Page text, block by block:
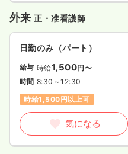
外来正・准看護師
日勤のみ（パート）
給与 時給1,500円〜
時間 8:30～12:30
時給1,500円以上可
気になる